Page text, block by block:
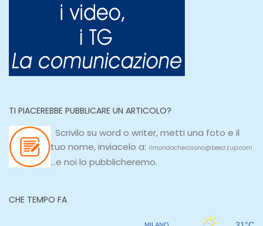
TI PIACEREBBE PUBBLICARE UN ARTICOLO?
Scrivilo su word o writer, metti una foto e il
tuo nome, inviacelo a: ilmondocheiosono@beezzup.com
...e noi lo pubblicheremo.
CHE TEMPO FA